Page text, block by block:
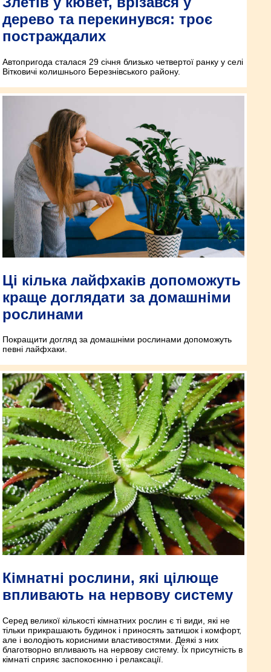
дерево та перекинувся: троє
постраждалих
Автопригода сталася 29 січня близько четвертої ранку у селі
Вітковичі колишнього Березнівського району.
Ці кілька лайфхаків допоможуть
краще доглядати за домашніми
рослинами
Покращити догляд за домашніми рослинами допоможуть
певні лайфхаки.
Кімнатні рослини, які цілюще
впливають на нервову систему
Серед великої кількості кімнатних рослин є ті види, які не
тільки прикрашають будинок і приносять затишок і комфорт,
але і володіють корисними властивостями. Деякі з них
благотворно впливають на нервову систему. Їх присутність в
кімнаті сприяє заспокоєнню і релаксації.